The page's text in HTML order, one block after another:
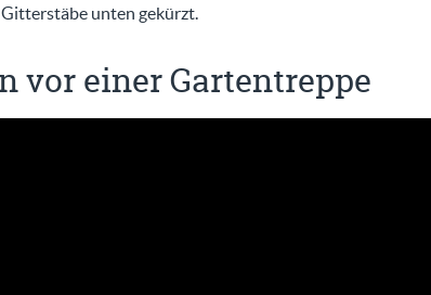
unten gekürzt.
vor einer Gartentreppe